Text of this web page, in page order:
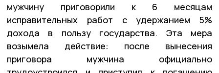
мужчину приговорили к 6 месяцам
исправительных работ с удержанием 5%
дохода в пользу государства. Эта мера
возымела действие: после вынесения
приговора мужчина официально